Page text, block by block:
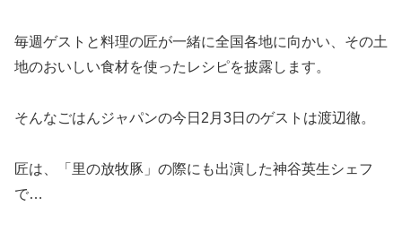
毎週ゲストと料理の匠が一緒に全国各地に向かい、その土
地のおいしい食材を使ったレシピを披露します。
そんなごはんジャパンの今日2月3日のゲストは渡辺徹。
匠は、「里の放牧豚」の際にも出演した神谷英生シェフ
で…